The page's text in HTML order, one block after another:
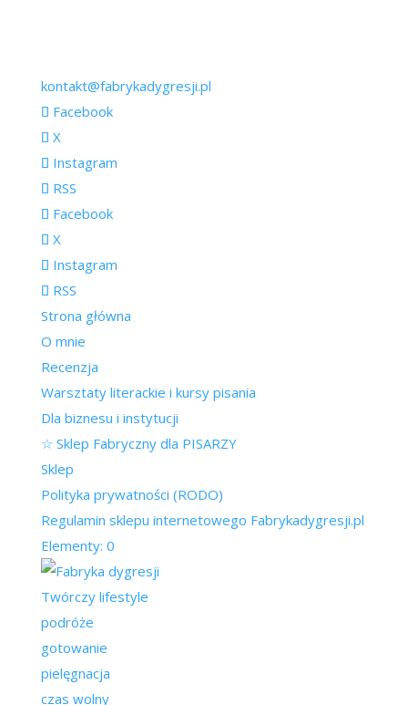
kontakt@fabrykadygresji.pl
Facebook
X
Instagram
RSS
Facebook
X
Instagram
RSS
Strona główna
O mnie
Recenzja
Warsztaty literackie i kursy pisania
Dla biznesu i instytucji
☆ Sklep Fabryczny dla PISARZY
Sklep
Polityka prywatności (RODO)
Regulamin sklepu internetowego Fabrykadygresji.pl
Elementy: 0
Twórczy lifestyle
podróże
gotowanie
pielęgnacja
czas wolny